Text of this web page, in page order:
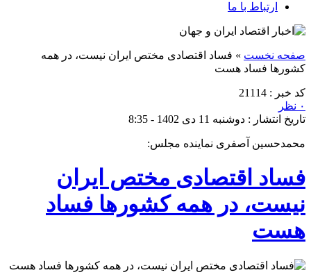
ارتباط با ما
صفحه نخست » فساد اقتصادی مختص ایران نیست، در همه
کشورها فساد هست
کد خبر : 21114
۰ نظر
تاریخ انتشار : دوشنبه 11 دی 1402 - 8:35
محمدحسین آصفری نماینده مجلس:
فساد اقتصادی مختص ایران
نیست، در همه کشورها فساد
هست